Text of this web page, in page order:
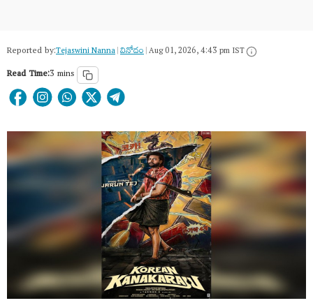
Reported by:Tejaswini Nanna|వినోదం|Aug 01, 2026, 4:43 pm IST
Read Time:3 mins